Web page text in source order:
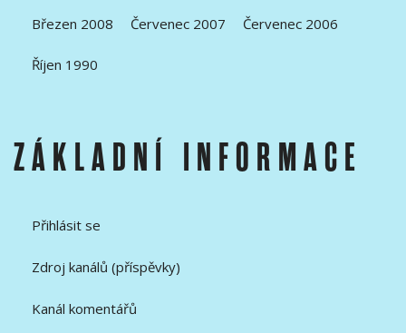
Březen 2008 Červenec 2007 Červenec 2006
Říjen 1990
ZÁKLADNÍ INFORMACE
Přihlásit se
Zdroj kanálů (příspěvky)
Kanál komentářů